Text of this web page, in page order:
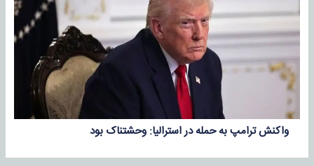
واکنش ترامپ به حمله در استرالیا: وحشتناک بود